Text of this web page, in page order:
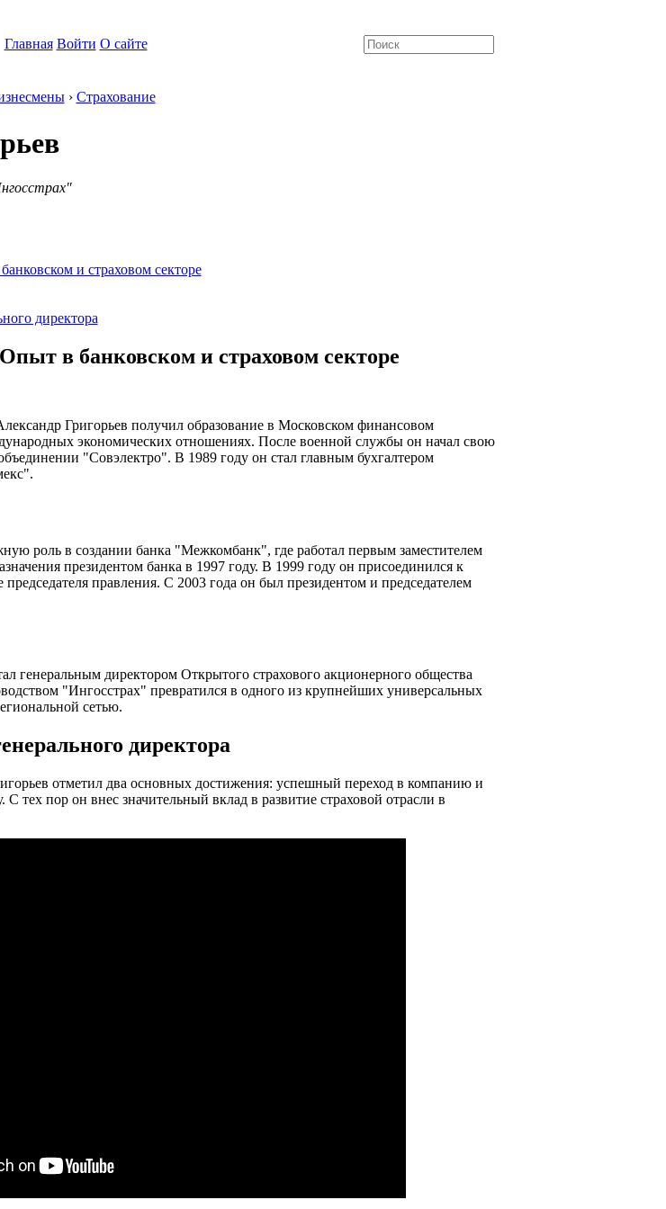
Главная Войти О сайте
› Страхование
и страховом секторе
директора
в банковском и страховом секторе
Григорьев получил образование в Московском финансовом
экономических отношениях. После военной службы он начал свою
"Совэлектро". В 1989 году он стал главным бухгалтером
роль в создании банка "Межкомбанк", где работал первым заместителем
президентом банка в 1997 году. В 1999 году он присоединился к
председателя правления. С 2003 года он был президентом и председателем
генеральным директором Открытого страхового акционерного общества
"Ингосстрах" превратился в одного из крупнейших универсальных
сетью.
директора
отметил два основных достижения: успешный переход в компанию и
тех пор он внес значительный вклад в развитие страховой отрасли в